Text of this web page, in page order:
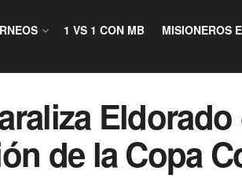
1 VS 1 CON MB MISIONEROS
de la Copa